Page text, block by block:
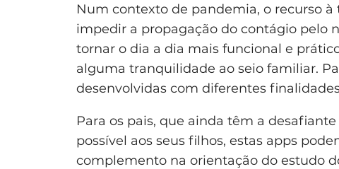
Num contexto de pandemia, o recurso
impedir a propagação do contágio pelo
tornar o dia a dia mais funcional e
alguma tranquilidade ao seio familiar.
desenvolvidas com diferentes
Para os pais, que ainda têm a
possível aos seus filhos, estas apps
complemento na orientação do estudo